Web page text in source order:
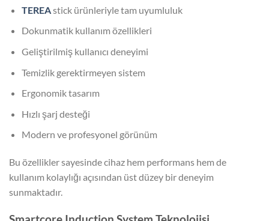
TEREAstick ürünleriyle tam uyumluluk
Dokunmatik kullanım özellikleri
Geliştirilmiş kullanıcı deneyimi
Temizlik gerektirmeyen sistem
Ergonomik tasarım
Hızlı şarj desteği
Modern ve profesyonel görünüm
Bu özellikler sayesinde cihaz hem performans hem de
kullanım kolaylığı açısından üst düzey bir deneyim
sunmaktadır.